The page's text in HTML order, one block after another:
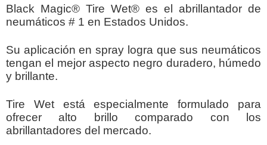
Black Magic® Tire Wet® es el abrillantador de
neumáticos # 1 en Estados Unidos.
Su aplicación en spray logra que sus neumáticos
tengan el mejor aspecto negro duradero, húmedo
y brillante.
Tire Wet está especialmente formulado para
ofrecer alto brillo comparado con los
abrillantadores del mercado.